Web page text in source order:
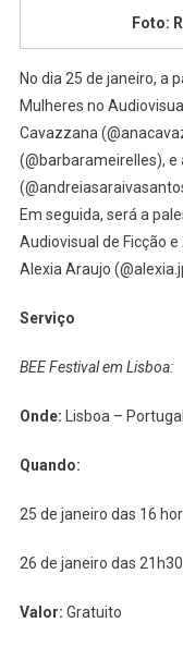
Foto:
No dia 25 de janeiro, a
Mulheres no
Cavazzana
(@barbarameirelles),
Em seguida, será a
Audiovisual de Ficção
Alexia Araujo
Serviço
BEE Festival em Lisboa:
Onde: Lisboa –
Quando:
25 de janeiro das 16
26 de janeiro das
Valor: Gratuito